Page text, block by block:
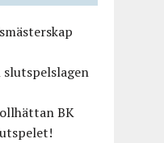
slutspelslagen
BK